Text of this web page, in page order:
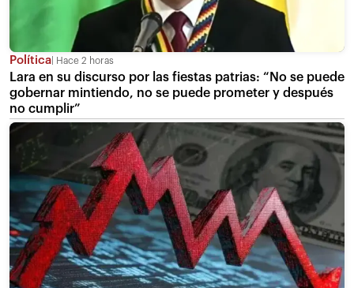
Política Hace 2 horas
Lara en su discurso por las fiestas patrias: “No se puede
gobernar mintiendo, no se puede prometer y después
no cumplir”